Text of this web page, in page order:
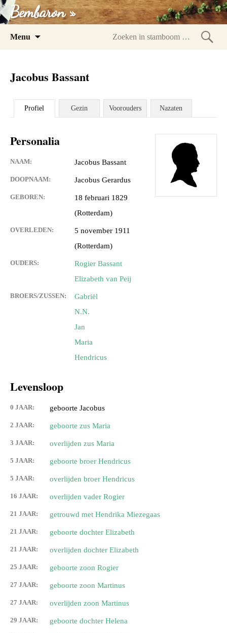
Bembaron »
Menu
Jacobus Bassant
Profiel Gezin Voorouders Nazaten
Personalia
NAAM: Jacobus Bassant
DOOPNAAM: Jacobus Gerardus
GEBOREN:
18 februari 1829
(Rotterdam)
OVERLEDEN:
5 november 1911
(Rotterdam)
OUDERS:
Rogier Bassant
Elizabeth van Peij
BROERS/ZUSSEN:
Gabriël
N.N.
Jan
Maria
Hendricus
Levensloop
0 JAAR: geboorte Jacobus
2 JAAR: geboorte zus Maria
3 JAAR: overlijden zus Maria
5 JAAR: geboorte broer Hendricus
5 JAAR: overlijden broer Hendricus
16 JAAR: overlijden vader Rogier
21 JAAR: getrouwd met Hendrika Miezegaas
21 JAAR: geboorte dochter Elizabeth
21 JAAR: overlijden dochter Elizabeth
25 JAAR: geboorte zoon Rogier
27 JAAR: geboorte zoon Martinus
27 JAAR: overlijden zoon Martinus
29 JAAR: geboorte dochter Helena